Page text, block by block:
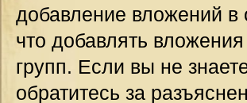
добавление вложений
что добавлять
групп. Если вы не
обратитесь за